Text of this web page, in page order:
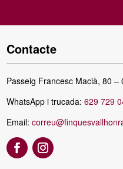
Contacte
Passeig Francesc Macià, 80
WhatsApp i trucada:629 729
Email: